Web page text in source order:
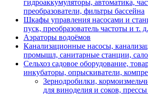
гидроаккумуляторы, автоматика,
преобразователи, фильтры бассейна
Шкафы управления насосами и
пуск, преобразователь частоты и т. д.
Аэраторы водоёмов
Канализационные насосы,
промышл, санитарные станции,
Сельхоз садовое оборудование,
инкубаторы, опрыскиватели,
Зернодробилки,
для виноделия и соков,